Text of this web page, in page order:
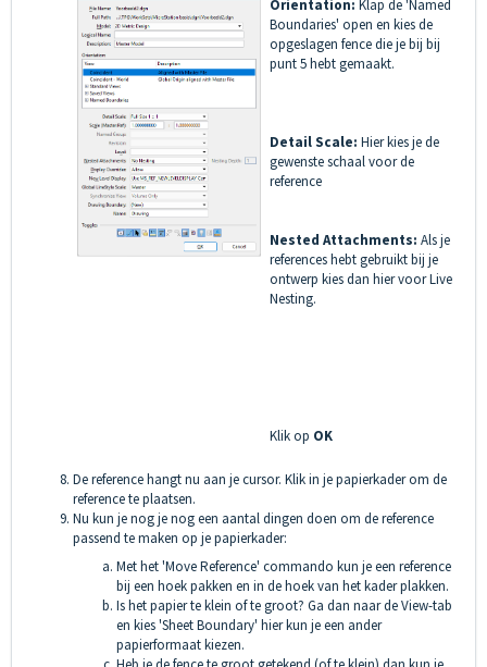
Orientation: Klap de 'Named
Boundaries' open en kies de
opgeslagen fence die je bij bij
punt 5 hebt gemaakt.
Detail Scale: Hier kies je de
gewenste schaal voor de
reference
Nested Attachments: Als je
references hebt gebruikt bij je
ontwerp kies dan hier voor Live
Nesting.
Klik op OK
De reference hangt nu aan je cursor. Klik in je papierkader om de
reference te plaatsen.
Nu kun je nog je nog een aantal dingen doen om de reference
passend te maken op je papierkader:
Met het 'Move Reference' commando kun je een reference
bij een hoek pakken en in de hoek van het kader plakken.
Is het papier te klein of te groot? Ga dan naar de View-tab
en kies 'Sheet Boundary' hier kun je een ander
papierformaat kiezen.